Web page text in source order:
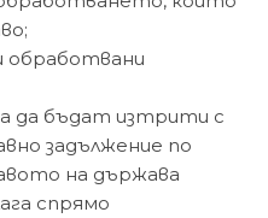
обработвани
да бъдат изтрити с
задължение по
на държава
спрямо